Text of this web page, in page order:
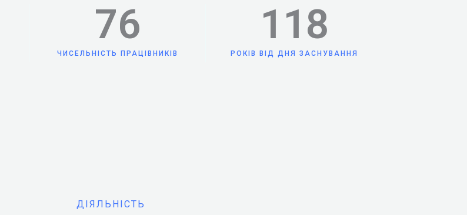
ЧИСЕЛЬНІСТЬ ПРАЦІВНИКІВ
76
РОКІВ ВІД ДНЯ ЗАСНУВАННЯ
118
ДІЯЛЬНІСТЬ